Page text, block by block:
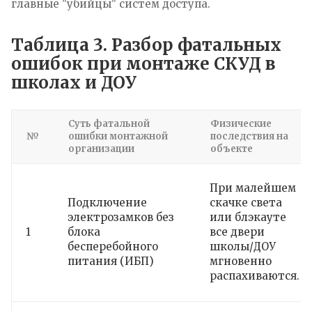
главные "убийцы" систем доступа.
Таблица 3. Разбор фатальных
ошибок при монтаже СКУД в
школах и ДОУ
№
Суть фатальной
ошибки монтажной
организации
Физические
последствия на
объекте
1
Подключение
электрозамков без
блока
бесперебойного
питания (ИБП)
При малейшем
скачке света
или блэкауте
все двери
школы/ДОУ
мгновенно
распахиваются.